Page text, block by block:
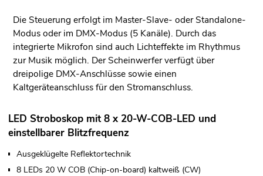
Die Steuerung erfolgt im Master-Slave- oder Standalone-
Modus oder im DMX-Modus (5 Kanäle). Durch das
integrierte Mikrofon sind auch Lichteffekte im Rhythmus
zur Musik möglich. Der Scheinwerfer verfügt über
dreipolige DMX-Anschlüsse sowie einen
Kaltgeräteanschluss für den Stromanschluss.
LED Stroboskop mit 8 x 20-W-COB-LED und
einstellbarer Blitzfrequenz
Ausgeklügelte Reflektortechnik
8 LEDs 20 W COB (Chip-on-board) kaltweiß (CW)